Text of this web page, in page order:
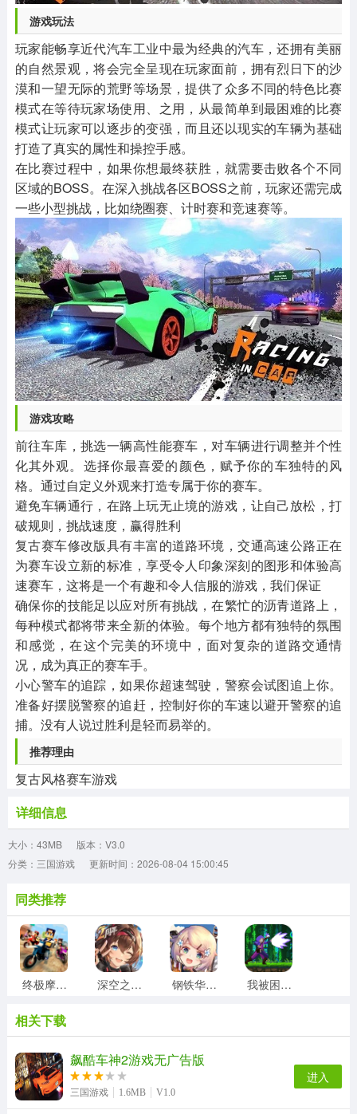
游戏玩法
玩家能畅享近代汽车工业中最为经典的汽车，还拥有美丽
的自然景观，将会完全呈现在玩家面前，拥有烈日下的沙
漠和一望无际的荒野等场景，提供了众多不同的特色比赛
模式在等待玩家场使用、之用，从最简单到最困难的比赛
模式让玩家可以逐步的变强，而且还以现实的车辆为基础
打造了真实的属性和操控手感。
在比赛过程中，如果你想最终获胜，就需要击败各个不同
区域的BOSS。在深入挑战各区BOSS之前，玩家还需完成
一些小型挑战，比如绕圈赛、计时赛和竞速赛等。
游戏攻略
前往车库，挑选一辆高性能赛车，对车辆进行调整并个性
化其外观。选择你最喜爱的颜色，赋予你的车独特的风
格。通过自定义外观来打造专属于你的赛车。
避免车辆通行，在路上玩无止境的游戏，让自己放松，打
破规则，挑战速度，赢得胜利
复古赛车修改版具有丰富的道路环境，交通高速公路正在
为赛车设立新的标准，享受令人印象深刻的图形和体验高
速赛车，这将是一个有趣和令人信服的游戏，我们保证
确保你的技能足以应对所有挑战，在繁忙的沥青道路上，
每种模式都将带来全新的体验。每个地方都有独特的氛围
和感觉，在这个完美的环境中，面对复杂的道路交通情
况，成为真正的赛车手。
小心警车的追踪，如果你超速驾驶，警察会试图追上你。
准备好摆脱警察的追赶，控制好你的车速以避开警察的追
捕。没有人说过胜利是轻而易举的。
推荐理由
复古风格赛车游戏
详细信息
大小：43MB
版本：V3.0
分类：三国游戏
更新时间：2026-08-04 15:00:45
同类推荐
终极摩托车狂飙最新免费版 深空之眼无广告版 钢铁华尔兹正版 我被困在新手村了游戏官方最新版
创世战车游戏纯净最新版 速度与激情8最新版
相关下载
飙酷车神2游戏无广告版
三国游戏 1.6MB V1.0
进入